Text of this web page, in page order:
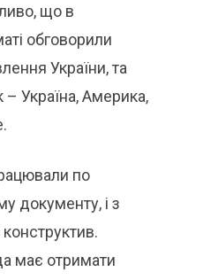
що в
обговорили
України, та
– Україна, Америка,
по
документу, і з
має отримати